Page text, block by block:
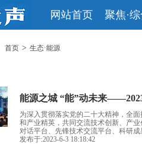
网站首页 聚焦·
首页 > 生态·能源
能源之城 “能”动未来
为深入贯彻落实党的二十大精神，全
和产业精英，共同交流技术创新、产
对话平台、先锋技术交流平台、科研
发布于:2023-6-3 18:18:42